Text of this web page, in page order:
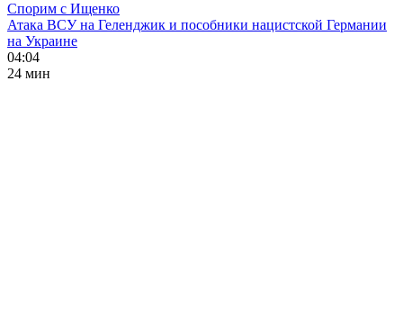
Спорим с Ищенко
Атака ВСУ на Геленджик и пособники нацистской Германии
на Украине
04:04
24 мин